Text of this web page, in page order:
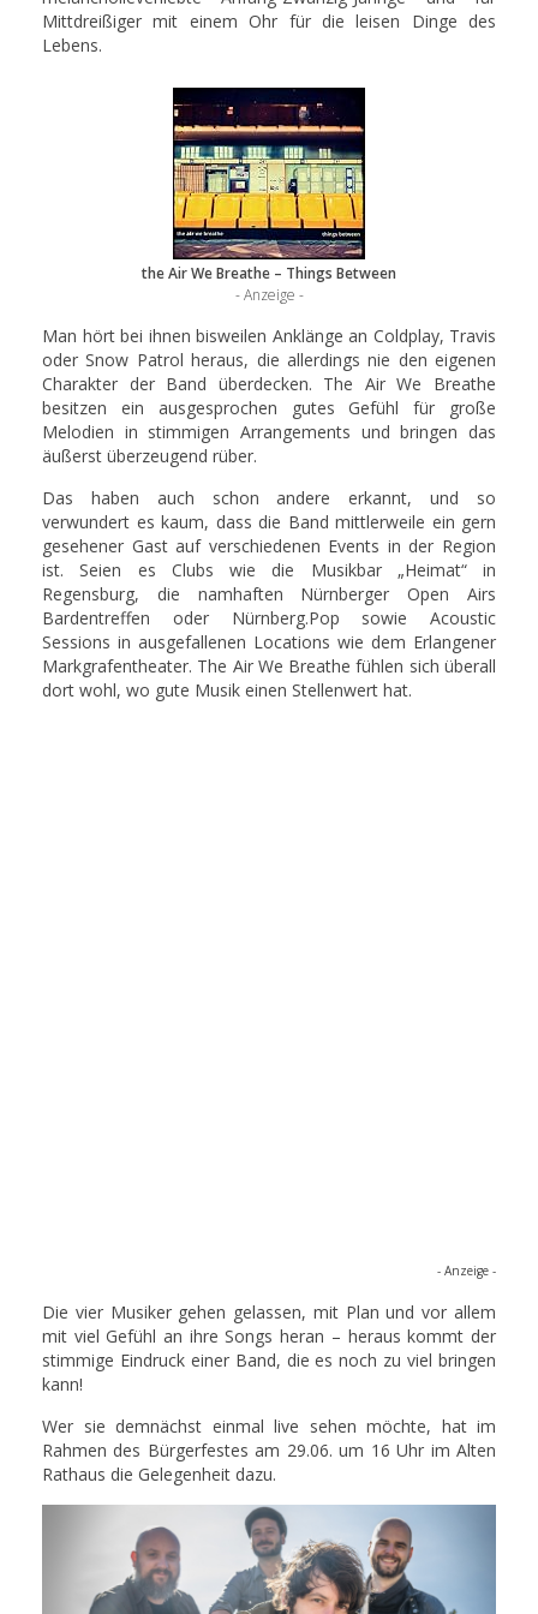
Mittdreißiger mit einem Ohr für die leisen Dinge des
Lebens.
the Air We Breathe – Things Between
- Anzeige -
Man hört bei ihnen bisweilen Anklänge an Coldplay, Travis
oder Snow Patrol heraus, die allerdings nie den eigenen
Charakter der Band überdecken. The Air We Breathe
besitzen ein ausgesprochen gutes Gefühl für große
Melodien in stimmigen Arrangements und bringen das
äußerst überzeugend rüber.
Das haben auch schon andere erkannt, und so
verwundert es kaum, dass die Band mittlerweile ein gern
gesehener Gast auf verschiedenen Events in der Region
ist. Seien es Clubs wie die Musikbar „Heimat“ in
Regensburg, die namhaften Nürnberger Open Airs
Bardentreffen oder Nürnberg.Pop sowie Acoustic
Sessions in ausgefallenen Locations wie dem Erlangener
Markgrafentheater. The Air We Breathe fühlen sich überall
dort wohl, wo gute Musik einen Stellenwert hat.
- Anzeige -
Die vier Musiker gehen gelassen, mit Plan und vor allem
mit viel Gefühl an ihre Songs heran – heraus kommt der
stimmige Eindruck einer Band, die es noch zu viel bringen
kann!
Wer sie demnächst einmal live sehen möchte, hat im
Rahmen des Bürgerfestes am 29.06. um 16 Uhr im Alten
Rathaus die Gelegenheit dazu.